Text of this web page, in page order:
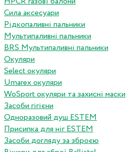
Сила аксесуари
Рідкопаливні пальники
Мультипаливні пальники
BRS Мультипаливні пальники
Окуляри
Select окуляри
Umarex окуляри
WoSport окуляри та захисні маски
Засоби гігієни
Одноразовий душ ESTEM
Присипка для ніг ESTEM
Засоби догляду за зброєю